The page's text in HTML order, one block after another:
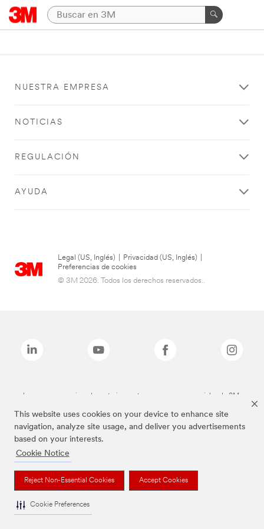
This website uses cookies on your device to enhance site
navigation, analyze site usage, and deliver you advertisements
based on your interests.
Cookie Notice
Reject Non-Essential Cookies Accept Cookies
Cookie Preferences
NUESTRA EMPRESA
NOTICIAS
REGULACIÓN
AYUDA
Legal (US, Inglés) Privacidad (US, Inglés)
Preferencias de cookies
© 3M 2026. Todos los derechos reservados..
Las marcas mencionadas anteriormente son marcas comerciales de 3M.